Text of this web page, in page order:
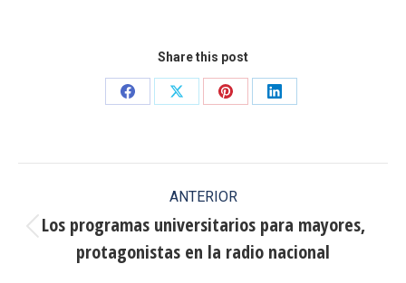
Share this post
Share
Share
Share
Share
entre
publicaciones
ANTERIOR
Publicación
anterior:
Los programas universitarios para mayores,
protagonistas en la radio nacional